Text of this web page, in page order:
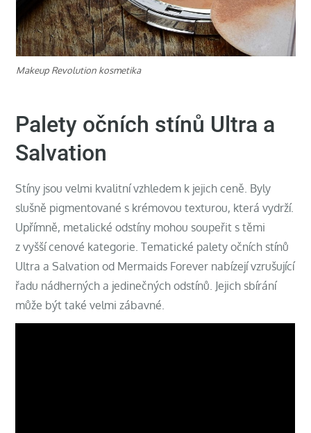
Makeup Revolution kosmetika
Palety očních stínů Ultra a
Salvation
Stíny jsou velmi kvalitní vzhledem k jejich ceně. Byly
slušně pigmentované s krémovou texturou, která vydrží.
Upřímně, metalické odstíny mohou soupeřit s těmi
z vyšší cenové kategorie. Tematické palety očních stínů
Ultra a Salvation od Mermaids Forever nabízejí vzrušující
řadu nádherných a jedinečných odstínů. Jejich sbírání
může být také velmi zábavné.